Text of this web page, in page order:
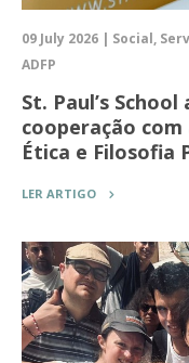
09 July 2026 | Social,
ADFP
St. Paul’s
cooperação
Ética e Filosofia
LER ARTIGO